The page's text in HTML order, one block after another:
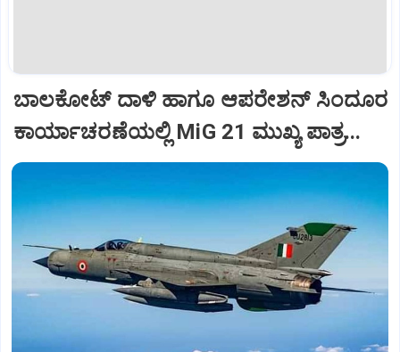
ಬಾಲಕೋಟ್‌ ದಾಳಿ ಹಾಗೂ ಆಪರೇಶನ್‌ ಸಿಂದೂರ
ಕಾರ್ಯಾಚರಣೆಯಲ್ಲಿ MiG 21 ಮುಖ್ಯ ಪಾತ್ರ...